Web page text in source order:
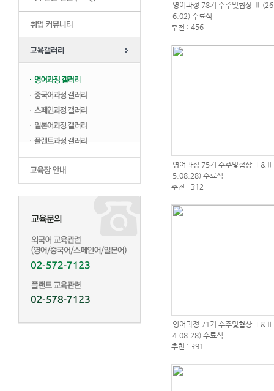
영어과정 78기 수주및협상 Ⅱ
6.02) 수료식
추천 : 456
영어과정 75기 수주및협상
5.08.28) 수료식
추천 : 312
영어과정 71기 수주및협상
4.08.28) 수료식
추천 : 391